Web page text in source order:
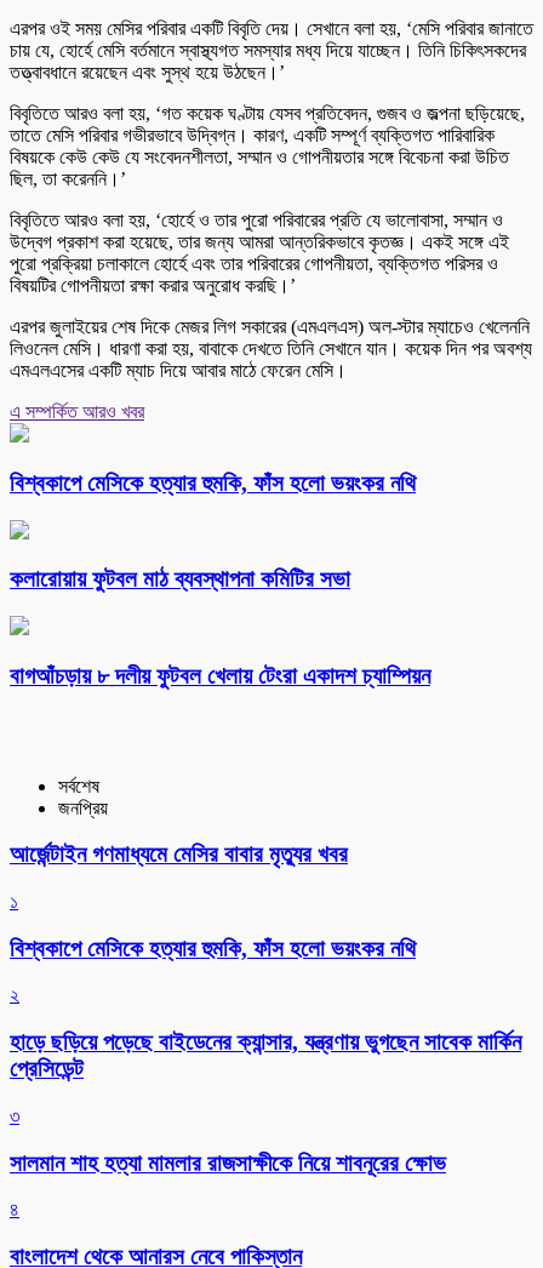
এরপর ওই সময় মেসির পরিবার একটি বিবৃতি দেয়। সেখানে বলা হয়, ‘মেসি পরিবার জানাতে
চায় যে, হোর্হে মেসি বর্তমানে স্বাস্থ্যগত সমস্যার মধ্য দিয়ে যাচ্ছেন। তিনি চিকিৎসকদের
তত্ত্বাবধানে রয়েছেন এবং সুস্থ হয়ে উঠছেন।’
বিবৃতিতে আরও বলা হয়, ‘গত কয়েক ঘণ্টায় যেসব প্রতিবেদন, গুজব ও জল্পনা ছড়িয়েছে,
তাতে মেসি পরিবার গভীরভাবে উদ্বিগ্ন। কারণ, একটি সম্পূর্ণ ব্যক্তিগত পারিবারিক
বিষয়কে কেউ কেউ যে সংবেদনশীলতা, সম্মান ও গোপনীয়তার সঙ্গে বিবেচনা করা উচিত
ছিল, তা করেননি।’
বিবৃতিতে আরও বলা হয়, ‘হোর্হে ও তার পুরো পরিবারের প্রতি যে ভালোবাসা, সম্মান ও
উদ্বেগ প্রকাশ করা হয়েছে, তার জন্য আমরা আন্তরিকভাবে কৃতজ্ঞ। একই সঙ্গে এই
পুরো প্রক্রিয়া চলাকালে হোর্হে এবং তার পরিবারের গোপনীয়তা, ব্যক্তিগত পরিসর ও
বিষয়টির গোপনীয়তা রক্ষা করার অনুরোধ করছি।’
এরপর জুলাইয়ের শেষ দিকে মেজর লিগ সকারের (এমএলএস) অল-স্টার ম্যাচেও খেলেননি
লিওনেল মেসি। ধারণা করা হয়, বাবাকে দেখতে তিনি সেখানে যান। কয়েক দিন পর অবশ্য
এমএলএসের একটি ম্যাচ দিয়ে আবার মাঠে ফেরেন মেসি।
এ সম্পর্কিত আরও খবর
বিশ্বকাপে মেসিকে হত্যার হুমকি, ফাঁস হলো ভয়ংকর নথি
কলারোয়ায় ফুটবল মাঠ ব্যবস্থাপনা কমিটির সভা
বাগআঁচড়ায় ৮ দলীয় ফুটবল খেলায় টেংরা একাদশ চ্যাম্পিয়ন
সর্বশেষ
জনপ্রিয়
আর্জেন্টাইন গণমাধ্যমে মেসির বাবার মৃত্যুর খবর
১
বিশ্বকাপে মেসিকে হত্যার হুমকি, ফাঁস হলো ভয়ংকর নথি
২
হাড়ে ছড়িয়ে পড়েছে বাইডেনের ক্যান্সার, যন্ত্রণায় ভুগছেন সাবেক মার্কিন
প্রেসিডেন্ট
৩
সালমান শাহ হত্যা মামলার রাজসাক্ষীকে নিয়ে শাবনূরের ক্ষোভ
৪
বাংলাদেশ থেকে আনারস নেবে পাকিস্তান